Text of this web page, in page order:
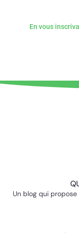
En vous
Un blog qui